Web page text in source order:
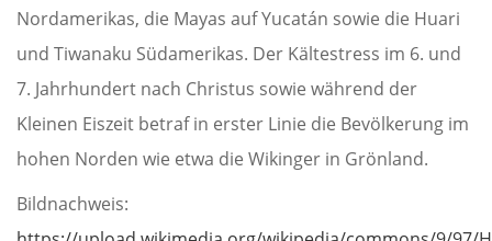
Nordamerikas, die Mayas auf Yucatán sowie die Huari
und Tiwanaku Südamerikas. Der Kältestress im 6. und
7. Jahrhundert nach Christus sowie während der
Kleinen Eiszeit betraf in erster Linie die Bevölkerung im
hohen Norden wie etwa die Wikinger in Grönland.
Bildnachweis: